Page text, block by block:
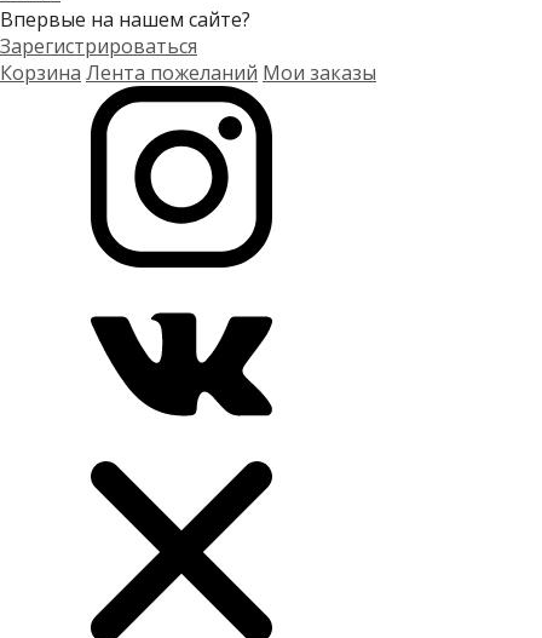
Впервые на нашем сайте?
Зарегистрироваться
Корзина Лента пожеланий Мои заказы